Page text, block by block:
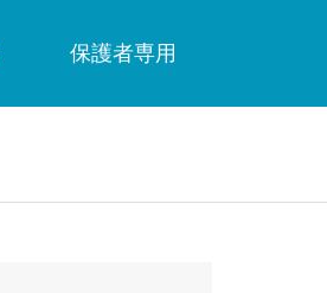
保護者専用